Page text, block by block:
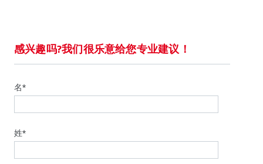
感兴趣吗?我们很乐意给您专业建议！
名*
姓*